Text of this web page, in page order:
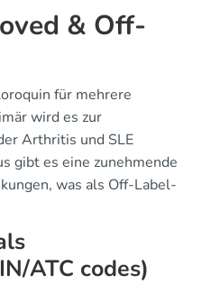
& Off-
für mehrere
wird es zur
Arthritis und SLE
gibt es eine zunehmende
was als Off-Label-
ATC codes)